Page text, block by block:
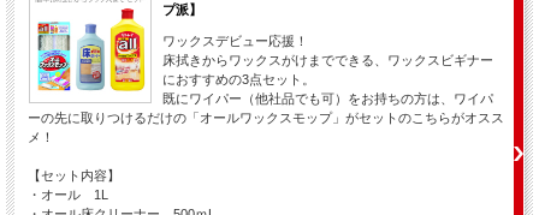
プ派】
ワックスデビュー応援！
床拭きからワックスがけまでできる、ワックスビギナー
におすすめの3点セット。
既にワイパー（他社品でも可）をお持ちの方は、ワイパ
ーの先に取りつけるだけの「オールワックスモップ」がセットのこちらがオスス
メ！
【セット内容】
・オール 1L